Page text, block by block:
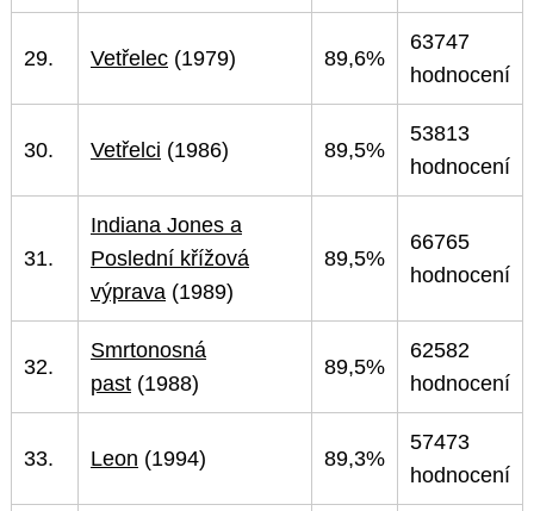
29. Vetřelec (1979) 89,6%
63747
hodnocení
30. Vetřelci (1986) 89,5%
53813
hodnocení
31.
Indiana Jones a
Poslední křížová
výprava (1989)
89,5%
66765
hodnocení
32.
Smrtonosná
past (1988)
89,5%
62582
hodnocení
33. Leon (1994) 89,3%
57473
hodnocení